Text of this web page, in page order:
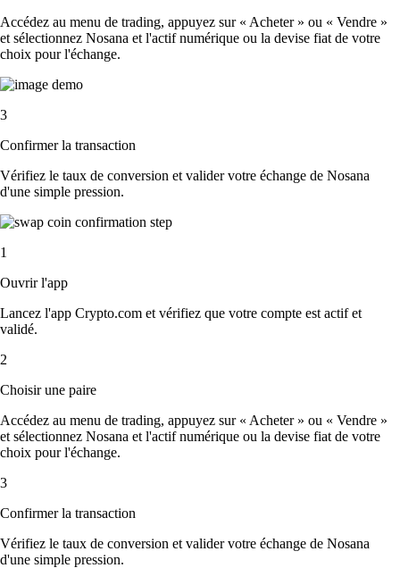
Accédez au menu de trading, appuyez sur « Acheter » ou « Vendre »
et sélectionnez Nosana et l'actif numérique ou la devise fiat de votre
choix pour l'échange.
3
Confirmer la transaction
Vérifiez le taux de conversion et valider votre échange de Nosana
d'une simple pression.
1
Ouvrir l'app
Lancez l'app Crypto.com et vérifiez que votre compte est actif et
validé.
2
Choisir une paire
Accédez au menu de trading, appuyez sur « Acheter » ou « Vendre »
et sélectionnez Nosana et l'actif numérique ou la devise fiat de votre
choix pour l'échange.
3
Confirmer la transaction
Vérifiez le taux de conversion et valider votre échange de Nosana
d'une simple pression.